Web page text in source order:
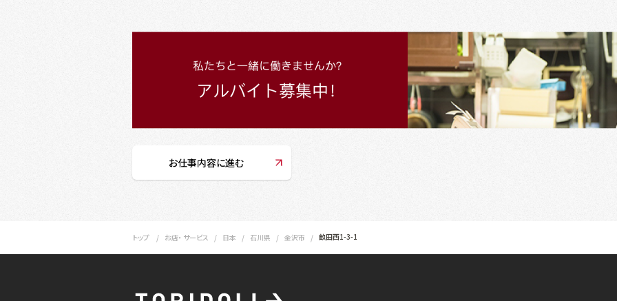
お仕事内容に進む
トップ お店・ サービス 日本 石川県 金沢市 畝田西1-3-1